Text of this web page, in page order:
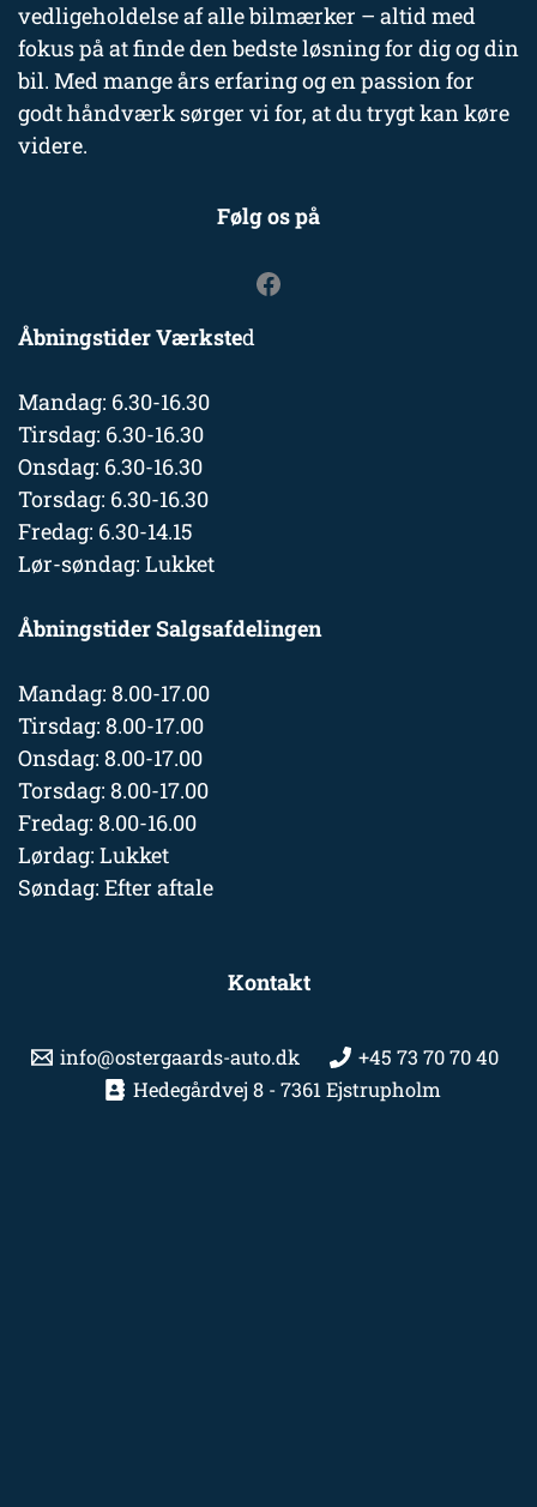
vedligeholdelse af alle bilmærker – altid med
fokus på at finde den bedste løsning for dig og din
bil. Med mange års erfaring og en passion for
godt håndværk sørger vi for, at du trygt kan køre
videre.
Følg os på
Åbningstider Værksted
Mandag: 6.30-16.30
Tirsdag: 6.30-16.30
Onsdag: 6.30-16.30
Torsdag: 6.30-16.30
Fredag: 6.30-14.15
Lør-søndag: Lukket
Åbningstider Salgsafdelingen
Mandag: 8.00-17.00
Tirsdag: 8.00-17.00
Onsdag: 8.00-17.00
Torsdag: 8.00-17.00
Fredag: 8.00-16.00
Lørdag: Lukket
Søndag: Efter aftale
Kontakt
info@ostergaards-auto.dk
+45 73 70 70 40
Hedegårdvej 8 - 7361 Ejstrupholm